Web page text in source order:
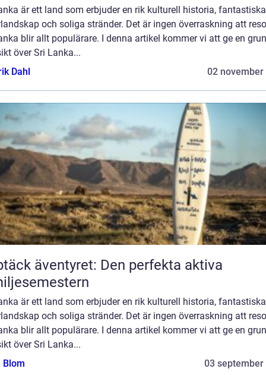
är ett land som erbjuder en rik kulturell historia, fantastiska
och soliga stränder. Det är ingen överraskning att
blir allt populärare. I denna artikel kommer vi att ge en
över Sri Lanka...
Dahl
02 november
äventyret: Den perfekta aktiva
är ett land som erbjuder en rik kulturell historia, fantastiska
och soliga stränder. Det är ingen överraskning att
blir allt populärare. I denna artikel kommer vi att ge en
över Sri Lanka...
Blom
03 september